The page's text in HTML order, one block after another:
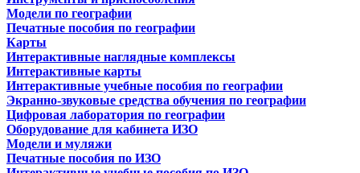
Модели по географии
Печатные пособия по географии
Карты
Интерактивные наглядные комплексы
Интерактивные карты
Интерактивные учебные пособия по географии
Экранно-звуковые средства обучения по географии
Цифровая лаборатория по географии
Оборудование для кабинета ИЗО
Модели и муляжи
Печатные пособия по ИЗО